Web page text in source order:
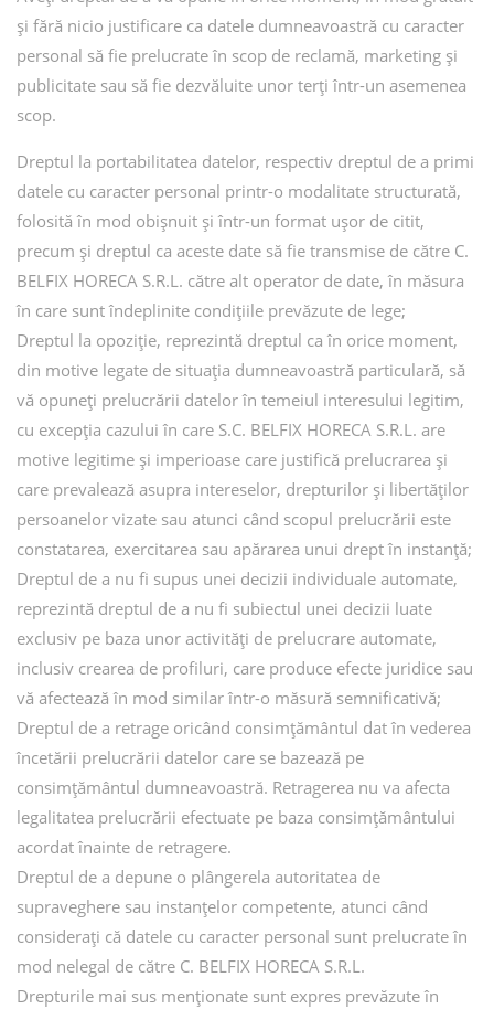
și fără nicio justificare ca datele dumneavoastră cu caracter
personal să fie prelucrate în scop de reclamă, marketing și
publicitate sau să fie dezvăluite unor terți într-un asemenea
scop.
Dreptul la portabilitatea datelor, respectiv dreptul de a primi
datele cu caracter personal printr-o modalitate structurată,
folosită în mod obișnuit și într-un format ușor de citit,
precum și dreptul ca aceste date să fie transmise de către C.
BELFIX HORECA S.R.L. către alt operator de date, în măsura
în care sunt îndeplinite condițiile prevăzute de lege;
Dreptul la opoziție, reprezintă dreptul ca în orice moment,
din motive legate de situația dumneavoastră particulară, să
vă opuneți prelucrării datelor în temeiul interesului legitim,
cu excepția cazului în care S.C. BELFIX HORECA S.R.L. are
motive legitime și imperioase care justifică prelucrarea și
care prevalează asupra intereselor, drepturilor și libertăților
persoanelor vizate sau atunci când scopul prelucrării este
constatarea, exercitarea sau apărarea unui drept în instanță;
Dreptul de a nu fi supus unei decizii individuale automate,
reprezintă dreptul de a nu fi subiectul unei decizii luate
exclusiv pe baza unor activități de prelucrare automate,
inclusiv crearea de profiluri, care produce efecte juridice sau
vă afectează în mod similar într-o măsură semnificativă;
Dreptul de a retrage oricând consimțământul dat în vederea
încetării prelucrării datelor care se bazează pe
consimțământul dumneavoastră. Retragerea nu va afecta
legalitatea prelucrării efectuate pe baza consimțământului
acordat înainte de retragere.
Dreptul de a depune o plângerela autoritatea de
supraveghere sau instanțelor competente, atunci când
considerați că datele cu caracter personal sunt prelucrate în
mod nelegal de către C. BELFIX HORECA S.R.L.
Drepturile mai sus menționate sunt expres prevăzute în